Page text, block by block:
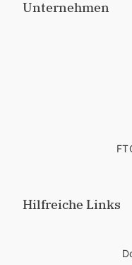
Unternehmen
Hilfreiche Links